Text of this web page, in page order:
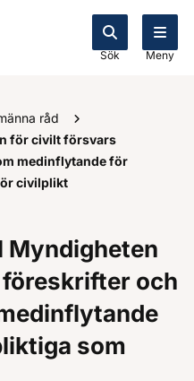
Sök Meny
råd
för civilt försvars
medinflytande för
civilplikt
Myndigheten
och
som